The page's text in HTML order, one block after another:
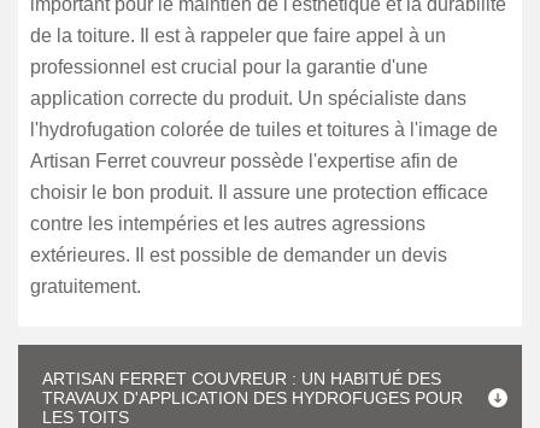
important pour le maintien de l'esthétique et la durabilité
de la toiture. Il est à rappeler que faire appel à un
professionnel est crucial pour la garantie d'une
application correcte du produit. Un spécialiste dans
l'hydrofugation colorée de tuiles et toitures à l'image de
Artisan Ferret couvreur possède l'expertise afin de
choisir le bon produit. Il assure une protection efficace
contre les intempéries et les autres agressions
extérieures. Il est possible de demander un devis
gratuitement.
ARTISAN FERRET COUVREUR : UN HABITUÉ DES
TRAVAUX D'APPLICATION DES HYDROFUGES POUR
LES TOITS